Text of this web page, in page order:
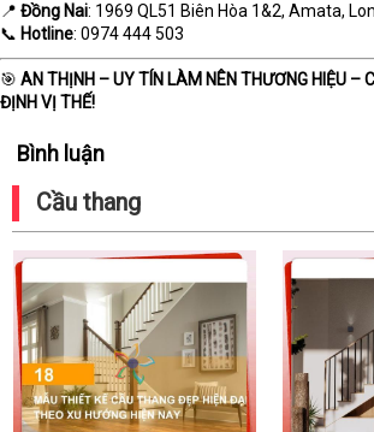
📍 Đồng Nai: 1969 QL51 Biên Hòa 1&2, Amata,
📞 Hotline: 0974 444 503
🎯 AN THỊNH – UY TÍN LÀM NÊN THƯƠNG HIỆU –
ĐỊNH VỊ THẾ!
Bình luận
Cầu thang